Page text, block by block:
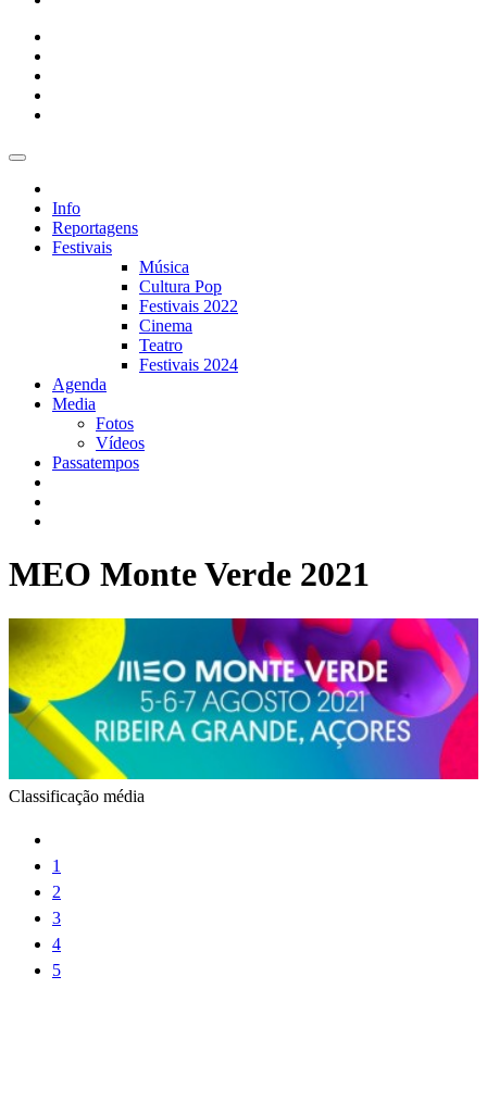
Info
Reportagens
Festivais
Música
Cultura Pop
Festivais 2022
Cinema
Teatro
Festivais 2024
Agenda
Media
Fotos
Vídeos
Passatempos
MEO Monte Verde 2021
Classificação média
1
2
3
4
5